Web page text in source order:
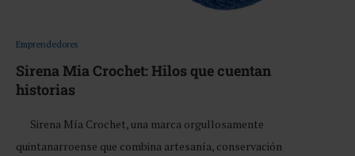
Emprendedores
Sirena Mia Crochet: Hilos que cuentan
historias
Sirena Mía Crochet, una marca orgullosamente
quintanarroense que combina artesanía, conservación